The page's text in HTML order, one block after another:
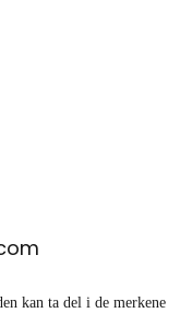
kan ta del i de merkene